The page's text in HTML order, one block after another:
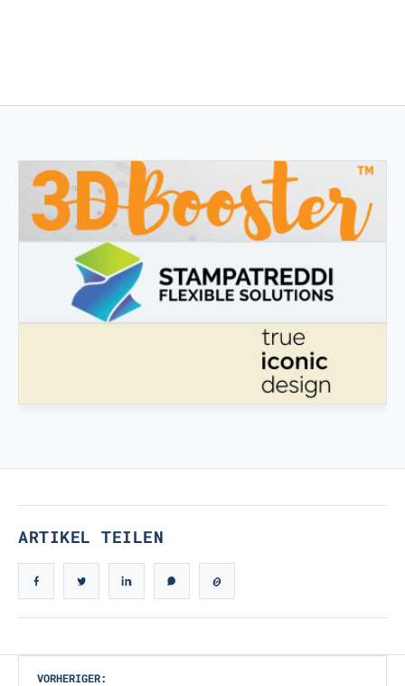
3DBOOSTER
3DBooster - Innovative Produkte für den 3D-Druck
ARTIKEL TEILEN
Beitragsnavigation
VORHERIGER: